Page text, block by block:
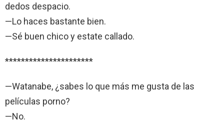
dedos despacio.
—Lo haces bastante bien.
—Sé buen chico y estate callado.
**********************
—Watanabe, ¿sabes lo que más me gusta de las
películas porno?
—No.